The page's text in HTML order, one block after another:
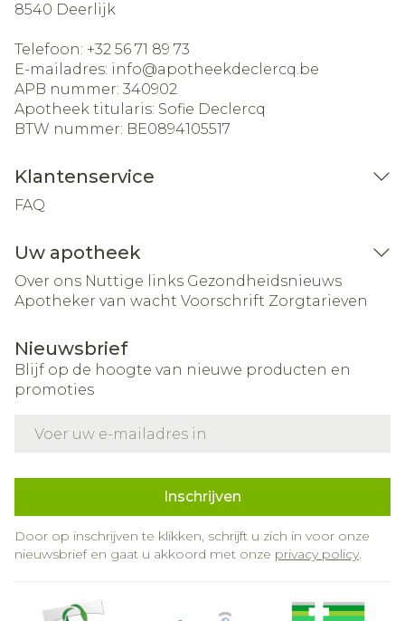
8540 Deerlijk
Telefoon: +32 56 71 89 73
E-mailadres: info@apotheekdeclercq.be
APB nummer: 340902
Apotheek titularis: Sofie Declercq
BTW nummer: BE0894105517
Klantenservice
FAQ
Uw apotheek
Over ons Nuttige links Gezondheidsnieuws
Apotheker van wacht Voorschrift Zorgtarieven
Nieuwsbrief
Blijf op de hoogte van nieuwe producten en
promoties
Inschrijven
Door op inschrijven te klikken, schrijft u zich in voor onze
nieuwsbrief en gaat u akkoord met onze privacy policy.